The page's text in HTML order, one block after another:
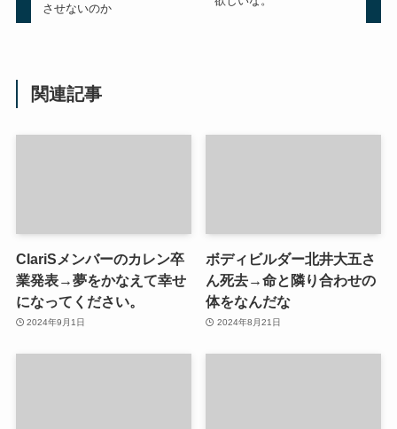
させないのか
関連記事
ClariSメンバーのカレン卒
業発表→夢をかなえて幸せ
になってください。
2024年9月1日
ボディビルダー北井大五さ
ん死去→命と隣り合わせの
体をなんだな
2024年8月21日